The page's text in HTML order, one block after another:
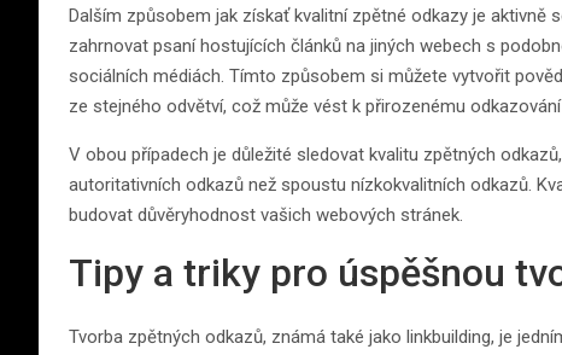
Dalším způsobem jak získať kvalitní zpětné odkazy je aktivně
zahrnovat psaní hostujících článků na jiných webech s
sociálních médiách. Tímto způsobem si můžete vytvořit
ze stejného odvětví, což může vést k přirozenému
V obou případech je důležité sledovat kvalitu zpětných
autoritativních odkazů než spoustu nízkokvalitních odkazů.
budovat důvěryhodnost vašich webových stránek.
Tipy a triky pro úspěšnou
Tvorba zpětných odkazů, známá také jako linkbuilding, je